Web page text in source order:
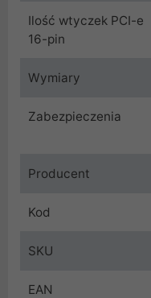
Ilość wtyczek PCI-e
16-pin
Wymiary
Zabezpieczenia
Producent
Kod
SKU
EAN